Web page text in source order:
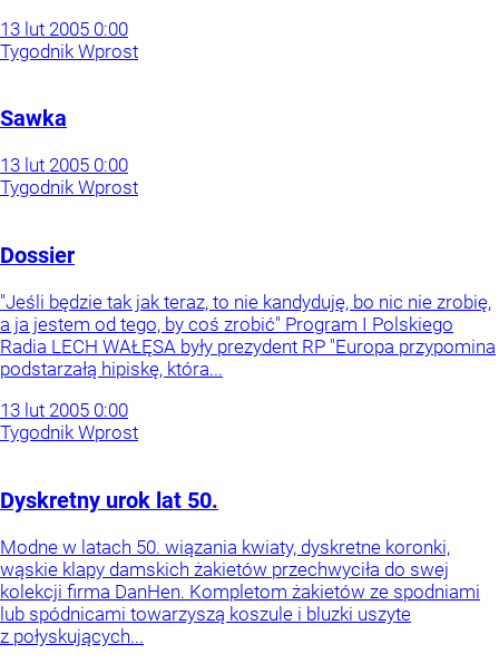
13 lut 2005 0:00
Tygodnik Wprost
Sawka
13 lut 2005 0:00
Tygodnik Wprost
Dossier
"Jeśli będzie tak jak teraz, to nie kandyduję, bo nic nie zrobię,
a ja jestem od tego, by coś zrobić" Program I Polskiego
Radia LECH WAŁĘSA były prezydent RP "Europa przypomina
podstarzałą hipiskę, która...
13 lut 2005 0:00
Tygodnik Wprost
Dyskretny urok lat 50.
Modne w latach 50. wiązania kwiaty, dyskretne koronki,
wąskie klapy damskich żakietów przechwyciła do swej
kolekcji firma DanHen. Kompletom żakietów ze spodniami
lub spódnicami towarzyszą koszule i bluzki uszyte
z połyskujących...